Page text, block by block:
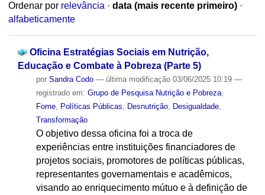
Ordenar por relevância · data (mais recente primeiro) ·
alfabeticamente
Oficina Estratégias Sociais em Nutrição,
Educação e Combate à Pobreza (Parte 5)
por Sandra Codo — última modificação03/06/2025 10:19 —
registrado em: Grupo de Pesquisa Nutrição e Pobreza,
Fome, Políticas Públicas Desnutrição, Desigualdade,
Transformação
O objetivo dessa oficina foi a troca de
experiências entre instituições financiadores de
projetos sociais, promotores de políticas públicas,
representantes governamentais e acadêmicos,
visando ao enriquecimento mútuo e à definição de